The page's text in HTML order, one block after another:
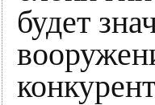
будет